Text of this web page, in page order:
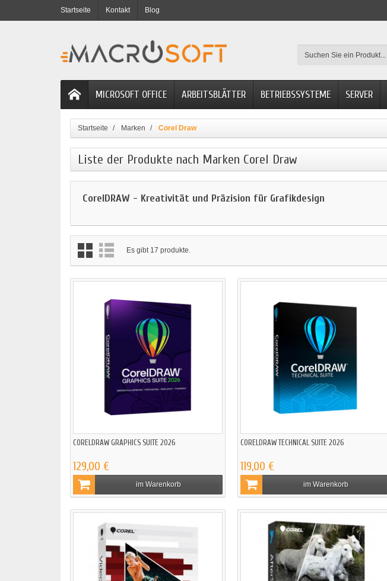
Startseite Kontakt Blog
MICROSOFT OFFICE ARBEITSBLÄTTER BETRIEBSSYSTEME SERVER
Startseite Marken Corel Draw
Liste der Produkte nach Marken Corel Draw
CorelDRAW - Kreativität und Präzision für Grafikdesign
Es gibt 17 produkte.
CORELDRAW GRAPHICS SUITE 2026
129,00 €
im Warenkorb
CORELDRAW TECHNICAL SUITE 2026
119,00 €
im Warenkorb